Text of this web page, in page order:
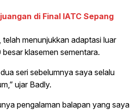
di Final IATC Sepang
menunjukkan adaptasi luar
klasemen sementara.
seri sebelumnya saya selalu
ujar Badly.
pengalaman balapan yang saya